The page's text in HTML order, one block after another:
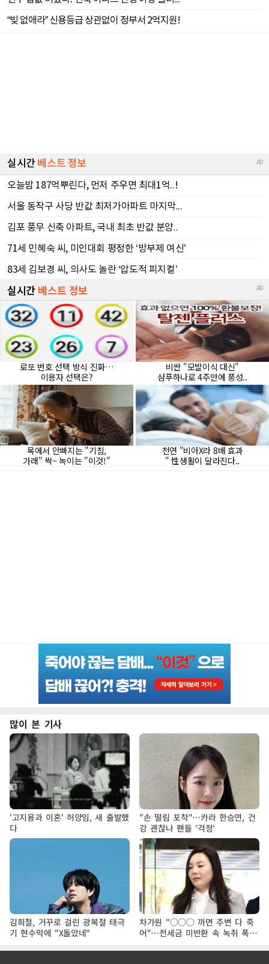
많이 본 기사
'고지용과 이혼' 허양임, 새 출발했
다
"손 떨림 포착"…카라 한승연, 건
강 괜찮나 팬들 '걱정'
김희철, 거꾸로 걸린 광복절 태극
기 현수막에 "X돌았네"
차가원 "○○○ 까면 주변 다 죽
어"…전세금 미반환 속 녹취 폭로
파장